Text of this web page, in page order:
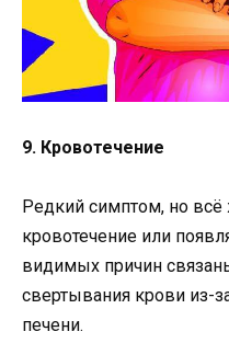
9. Кровотечение
Редкий симптом, но всё
кровотечение или
видимых причин
свертывания крови из-
печени.